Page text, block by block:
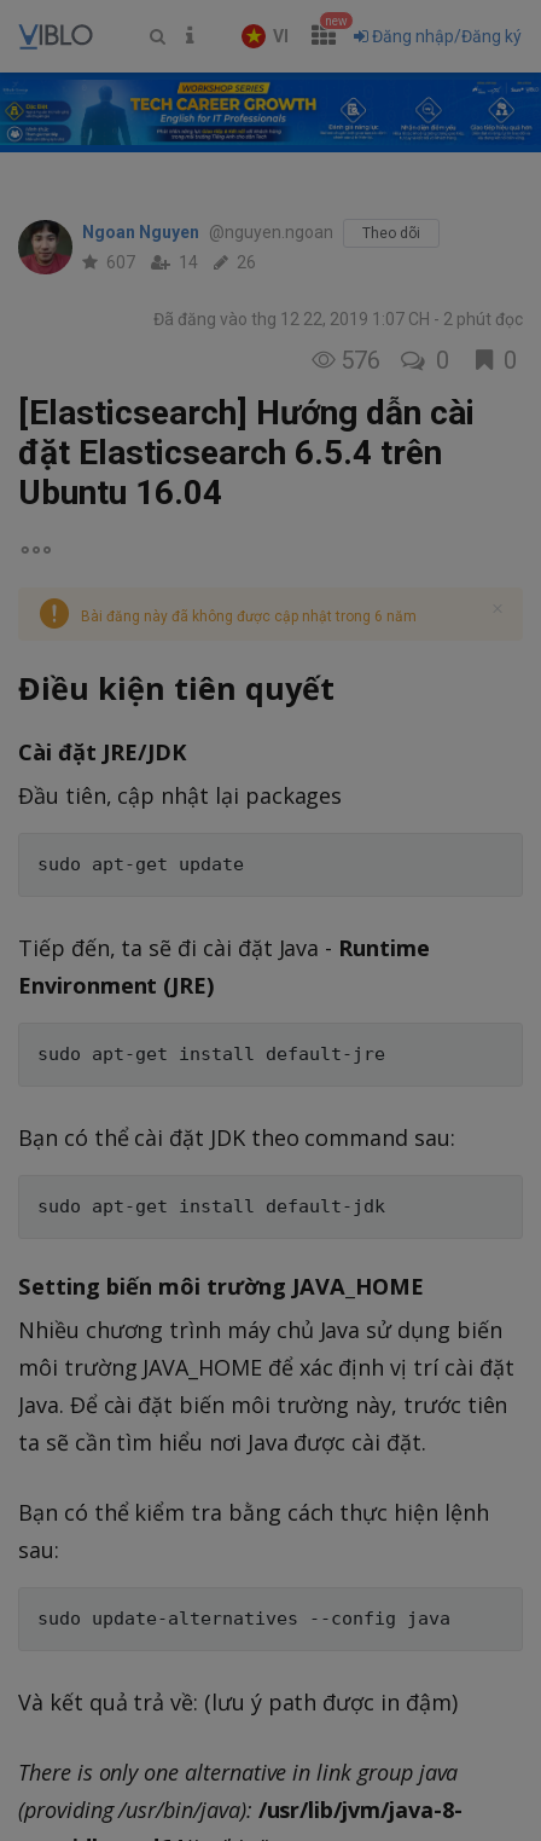
VI
new
Đăng nhập/Đăng ký
Ngoan Nguyen @nguyen.ngoan Theo dõi
607 14 26
Đã đăng vào thg 12 22, 2019 1:07 CH 2 phút đọc
576 0 0
[Elasticsearch] Hướng dẫn cài
đặt Elasticsearch 6.5.4 trên
Ubuntu 16.04
Bài đăng này đã không được cập nhật trong 6 năm
Điều kiện tiên quyết
Cài đặt JRE/JDK
Đầu tiên, cập nhật lại packages
Tiếp đến, ta sẽ đi cài đặt Java - Runtime
Environment (JRE)
Bạn có thể cài đặt JDK theo command sau:
Setting biến môi trường JAVA_HOME
Nhiều chương trình máy chủ Java sử dụng biến
môi trường JAVA_HOME để xác định vị trí cài đặt
Java. Để cài đặt biến môi trường này, trước tiên
ta sẽ cần tìm hiểu nơi Java được cài đặt.
Bạn có thể kiểm tra bằng cách thực hiện lệnh
sau:
Và kết quả trả về: (lưu ý path được in đậm)
There is only one alternative in link group java
(providing /usr/bin/java): /usr/lib/jvm/java-8-